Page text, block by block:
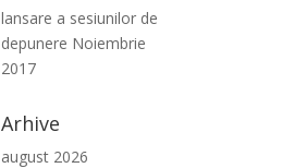
lansare a sesiunilor de
depunere Noiembrie
2017
Arhive
august 2026